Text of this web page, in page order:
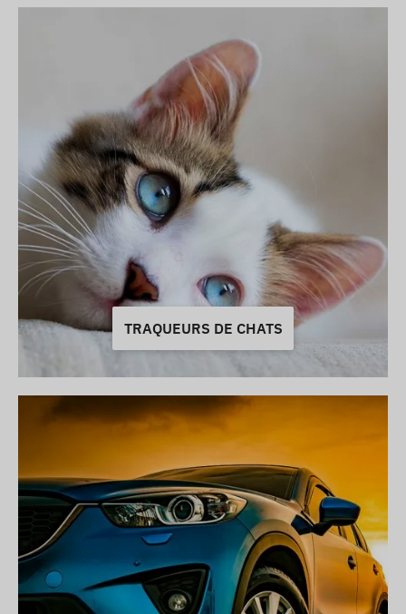
TRAQUEURS DE CHATS